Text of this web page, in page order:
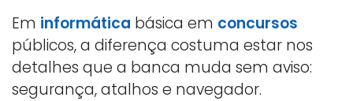
Em informática básica em concursos
públicos, a diferença costuma estar nos
detalhes que a banca muda sem aviso:
segurança, atalhos e navegador.